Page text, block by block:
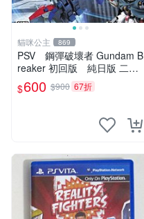
貓咪公主 869
PSV 鋼彈破壞者 Gundam B
reaker 初回版 純日版 二手
品
$600 $900 67折